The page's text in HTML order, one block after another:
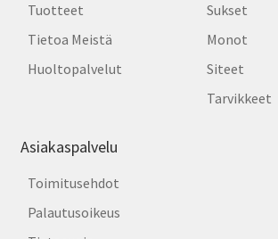
Tuotteet
Tietoa Meistä
Huoltopalvelut
Sukset
Monot
Siteet
Tarvikkeet
Asiakaspalvelu
Toimitusehdot
Palautusoikeus